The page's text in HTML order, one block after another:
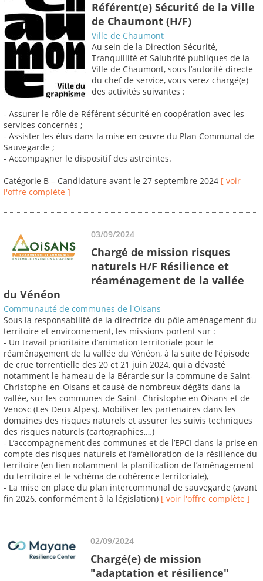
Référent(e) Sécurité de la Ville
de Chaumont (H/F)
Ville de Chaumont
Au sein de la Direction Sécurité,
Tranquillité et Salubrité publiques de la
Ville de Chaumont, sous l’autorité directe
du chef de service, vous serez chargé(e)
des activités suivantes :
- Assurer le rôle de Référent sécurité en coopération avec les
services concernés ;
- Assister les élus dans la mise en œuvre du Plan Communal de
Sauvegarde ;
- Accompagner le dispositif des astreintes.
Catégorie B – Candidature avant le 27 septembre 2024 [ voir
l'offre complète ]
03/09/2024
Chargé de mission risques
naturels H/F Résilience et
réaménagement de la vallée
du Vénéon
Communauté de communes de l'Oisans
Sous la responsabilité de la directrice du pôle aménagement du
territoire et environnement, les missions portent sur :
- Un travail prioritaire d’animation territoriale pour le
réaménagement de la vallée du Vénéon, à la suite de l’épisode
de crue torrentielle des 20 et 21 juin 2024, qui a dévasté
notamment le hameau de la Bérarde sur la commune de Saint-
Christophe-en-Oisans et causé de nombreux dégâts dans la
vallée, sur les communes de Saint- Christophe en Oisans et de
Venosc (Les Deux Alpes). Mobiliser les partenaires dans les
domaines des risques naturels et assurer les suivis techniques
des risques naturels (cartographies,…)
- L’accompagnement des communes et de l’EPCI dans la prise en
compte des risques naturels et l’amélioration de la résilience du
territoire (en lien notamment la planification de l’aménagement
du territoire et le schéma de cohérence territoriale),
- La mise en place du plan intercommunal de sauvegarde (avant
fin 2026, conformément à la législation) [ voir l'offre complète ]
02/09/2024
Chargé(e) de mission
"adaptation et résilience"